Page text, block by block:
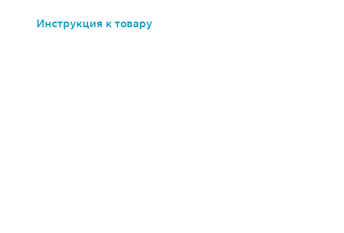
Инструкция к товару